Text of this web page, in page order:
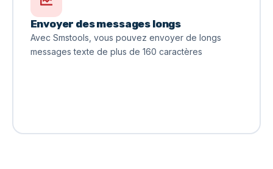
Envoyer des messages longs
Avec Smstools, vous pouvez envoyer de longs
messages texte de plus de 160 caractères